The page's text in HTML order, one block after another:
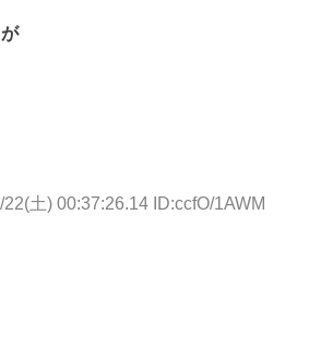
土) 00:37:26.14 ID:ccfO/1AWM